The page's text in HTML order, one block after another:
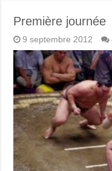
Première journée
9 septembre 2012